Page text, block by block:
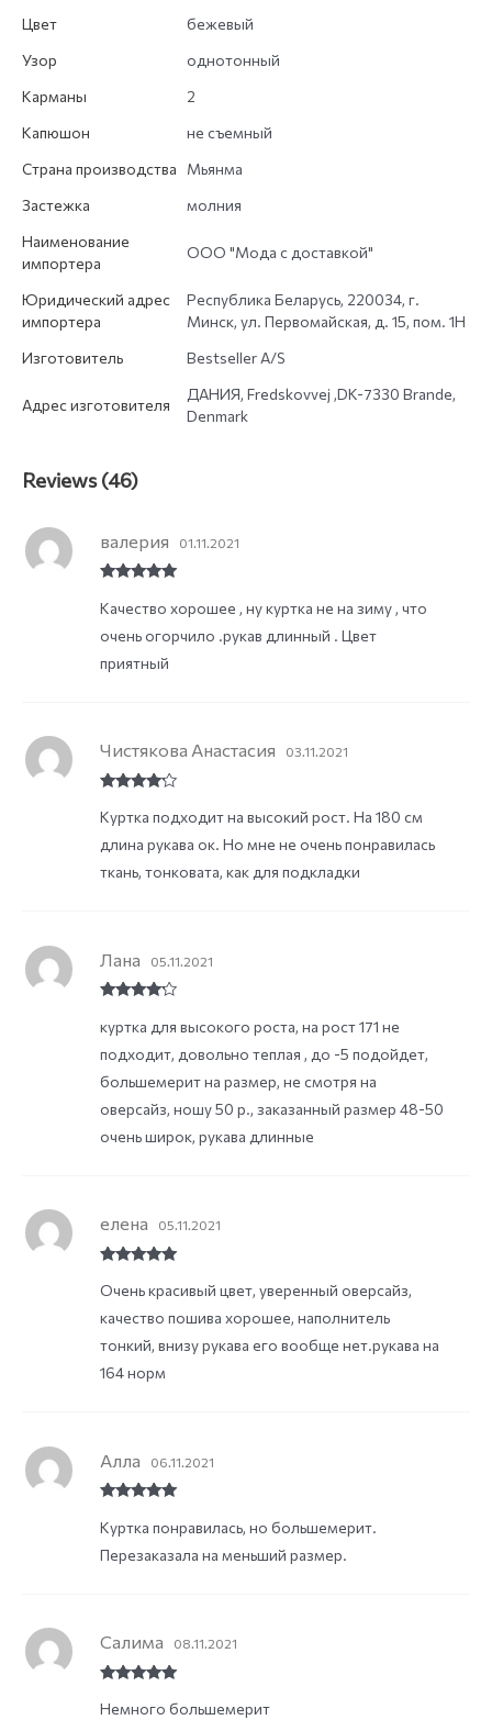
Цвет
бежевый
Узор
однотонный
Карманы
2
Капюшон
не съемный
Страна производства
Мьянма
Застежка
молния
Наименование
импортера
ООО "Мода с доставкой"
Юридический адрес
импортера
Республика Беларусь, 220034, г.
Минск, ул. Первомайская, д. 15, пом. 1Н
Изготовитель
Bestseller A/S
Адрес изготовителя
ДАНИЯ, Fredskovvej ,DK-7330 Brande,
Denmark
Reviews (46)
of 5
валерия 01.11.2021
Качество хорошее , ну куртка не на зиму , что
очень огорчило .рукав длинный . Цвет
приятный
out of 5
Чистякова Анастасия 03.11.2021
Куртка подходит на высокий рост. На 180 см
длина рукава ок. Но мне не очень понравилась
ткань, тонковата, как для подкладки
out of 5
Лана 05.11.2021
куртка для высокого роста, на рост 171 не
подходит, довольно теплая , до -5 подойдет,
большемерит на размер, не смотря на
оверсайз, ношу 50 р., заказанный размер 48-50
очень широк, рукава длинные
of 5
елена 05.11.2021
Очень красивый цвет, уверенный оверсайз,
качество пошива хорошее, наполнитель
тонкий, внизу рукава его вообще нет.рукава на
164 норм
of 5
Алла 06.11.2021
Куртка понравилась, но большемерит.
Перезаказала на меньший размер.
of 5
Салима 08.11.2021
Немного большемерит